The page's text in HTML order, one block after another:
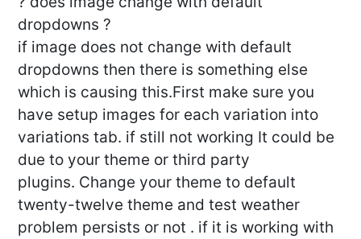
dropdowns ?
if image does not change with default
dropdowns then there is something else
which is causing this.First make sure you
have setup images for each variation into
variations tab. if still not working It could be
due to your theme or third party
plugins. Change your theme to default
twenty-twelve theme and test weather
problem persists or not . if it is working with